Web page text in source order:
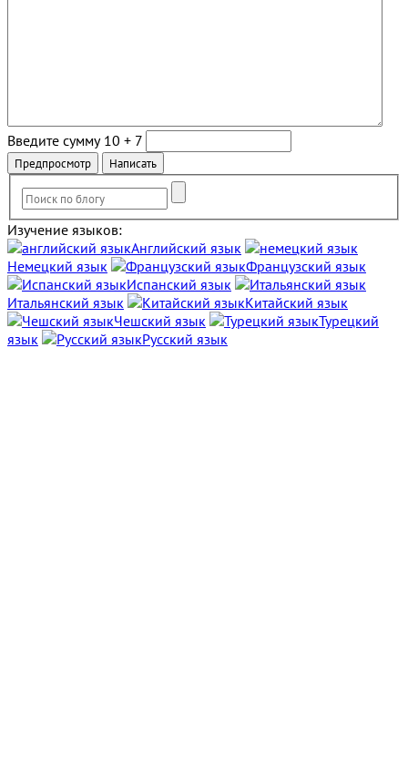
Введите сумму 10 + 7
Изучение языков:
Английский язык
Немецкий язык
Французский язык
Испанский язык
Итальянский язык
Китайский язык
Чешский язык
Турецкий
язык
Русский язык